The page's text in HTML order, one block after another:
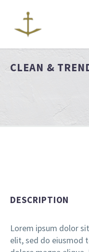
CLEAN &
DESCRIPTION
Lorem ipsum dolor
elit, sed do eiusmod